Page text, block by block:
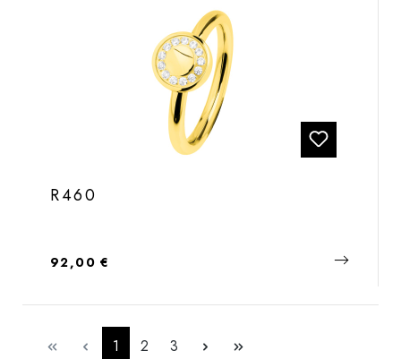
R460
Regulärer Preis:
92,00 €
Seite
1 Seite
2 Seite
3